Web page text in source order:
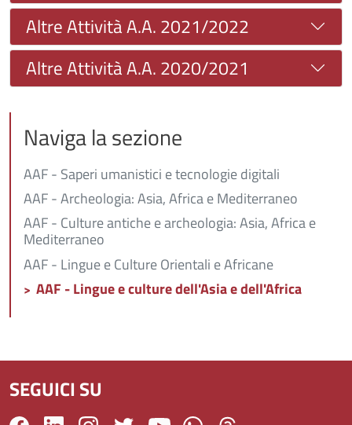
Altre Attività A.A. 2021/2022
Altre Attività A.A. 2020/2021
Naviga la sezione
AAF - Saperi umanistici e tecnologie digitali
AAF - Archeologia: Asia, Africa e Mediterraneo
AAF - Culture antiche e archeologia: Asia, Africa e
Mediterraneo
AAF - Lingue e Culture Orientali e Africane
AAF - Lingue e culture dell'Asia e dell'Africa
SEGUICI SU